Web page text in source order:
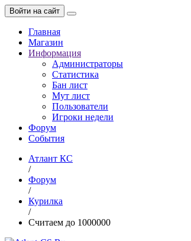
Войти на сайт
Главная
Магазин
Информация
Администраторы
Статистика
Бан лист
Мут лист
Пользователи
Игроки недели
Форум
События
Атлант КС
/
Форум
/
Курилка
/
Считаем до 1000000